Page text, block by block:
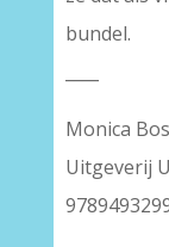
bundel.
Monica
Uitgeverij